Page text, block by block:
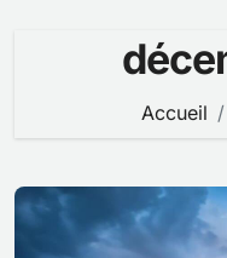
Accueil